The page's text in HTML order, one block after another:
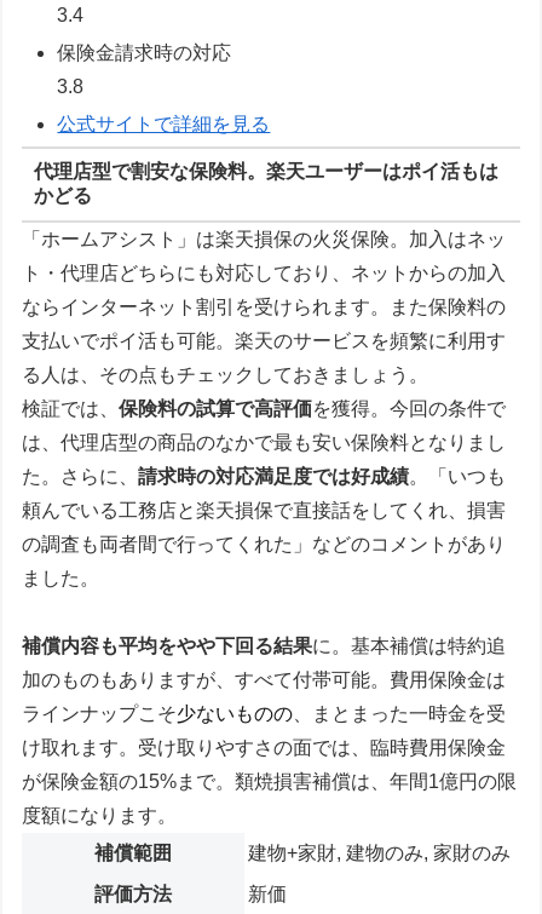
3.4
保険金請求時の対応
3.8
公式サイトで詳細を見る
代理店型で割安な保険料。楽天ユーザーはポイ活もは
かどる
「ホームアシスト」は楽天損保の火災保険。加入はネッ
ト・代理店どちらにも対応しており、ネットからの加入
ならインターネット割引を受けられます。また保険料の
支払いでポイ活も可能。楽天のサービスを頻繁に利用す
る人は、その点もチェックしておきましょう。
検証では、保険料の試算で高評価を獲得。今回の条件で
は、代理店型の商品のなかで最も安い保険料となりまし
た。さらに、請求時の対応満足度では好成績。「いつも
頼んでいる工務店と楽天損保で直接話をしてくれ、損害
の調査も両者間で行ってくれた」などのコメントがあり
ました。
補償内容も平均をやや下回る結果に。基本補償は特約追
加のものもありますが、すべて付帯可能。費用保険金は
ラインナップこそ少ないものの 、まとまった一時金を受
け取れます。受け取りやすさの面では、臨時費用保険金
が保険金額の15%まで。類焼損害補償は、年間1億円の限
度額になります。
補償範囲
建物+家財, 建物のみ, 家財のみ
評価方法
新価